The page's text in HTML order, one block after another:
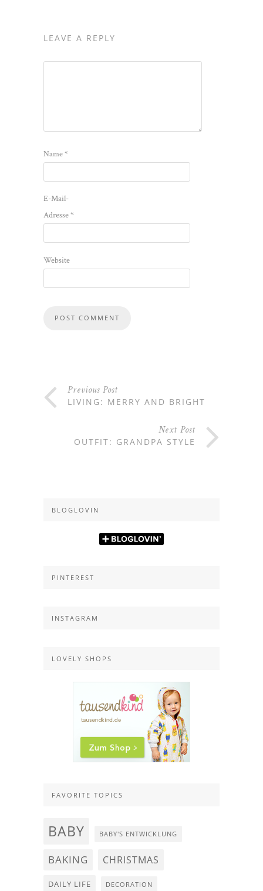
LEAVE A REPLY
Name*
E-Mail-
Adresse*
Website
Previous Post
LIVING: MERRY AND BRIGHT
Next Post
OUTFIT: GRANDPA STYLE
BLOGLOVIN
PINTEREST
INSTAGRAM
LOVELY SHOPS
FAVORITE TOPICS
BABY BABY'S ENTWICKLUNG
BAKING CHRISTMAS
DAILY LIFE DECORATION